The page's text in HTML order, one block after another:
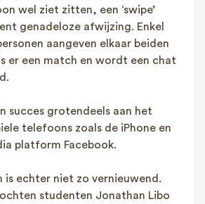
wel ziet zitten, een ‘swipe’
genadeloze afwijzing. Enkel
aangeven elkaar beiden
er een match en wordt een chat
succes grotendeels aan het
telefoons zoals de iPhone en
platform Facebook.
is echter niet zo vernieuwend.
studenten Jonathan Libo